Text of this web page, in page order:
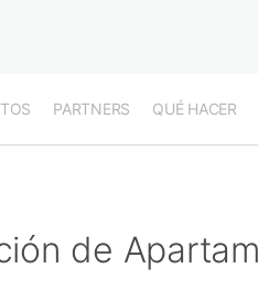
PARTNERS QUÉ HACER
de